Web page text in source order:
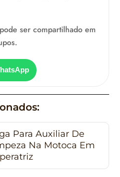
ser compartilhado em
Para Auxiliar De
Na Motoca Em